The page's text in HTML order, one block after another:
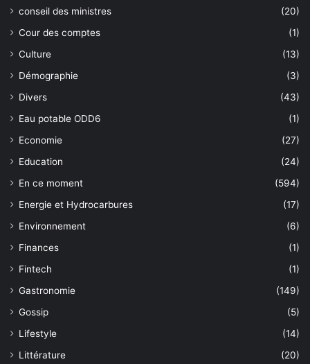
conseil des ministres
(20)
Cour des comptes
(1)
Culture
(13)
Démographie
(3)
Divers
(43)
Eau potable ODD6
(1)
Economie
(27)
Education
(24)
En ce moment
(594)
Energie et Hydrocarbures
(17)
Environnement
(6)
Finances
(1)
Fintech
(1)
Gastronomie
(149)
Gossip
(5)
Lifestyle
(14)
Littérature
(20)